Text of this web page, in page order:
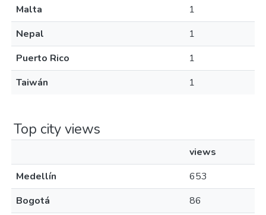
Malta
1
Nepal
1
Puerto Rico
1
Taiwán
1
Top city views
views
Medellín
653
Bogotá
86